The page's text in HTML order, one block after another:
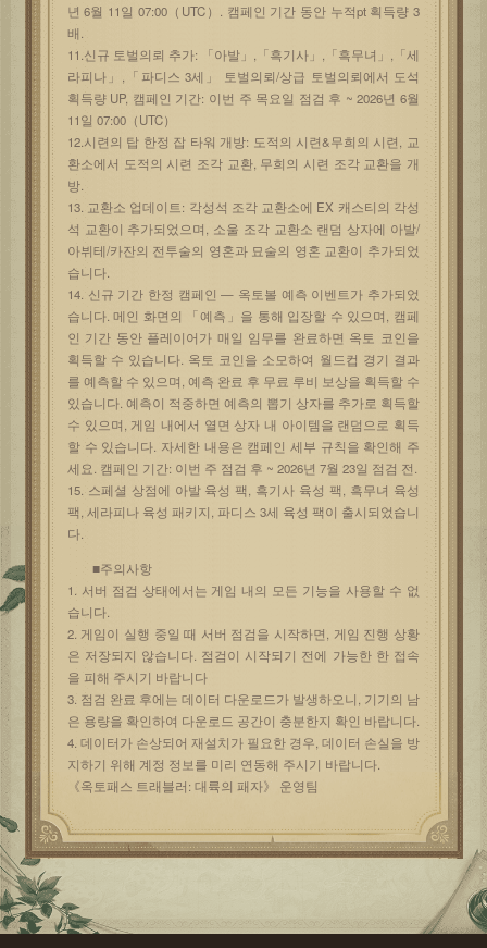
년 6월 11일 07:00（UTC）. 캠페인 기간 동안 누적pt 획득량 3
배.
11.신규 토벌의뢰 추가: 「아발」,「흑기사」,「흑무녀」,「세
라피나」,「파디스 3세」 토벌의뢰/상급 토벌의뢰에서 도석
획득량 UP, 캠페인 기간: 이번 주 목요일 점검 후 ~ 2026년 6월
11일 07:00（UTC）
12.시련의 탑 한정 잡 타워 개방: 도적의 시련&무희의 시련, 교
환소에서 도적의 시련 조각 교환, 무희의 시련 조각 교환을 개
방.
13. 교환소 업데이트: 각성석 조각 교환소에 EX 캐스티의 각성
석 교환이 추가되었으며, 소울 조각 교환소 랜덤 상자에 아발/
아뷔테/카잔의 전투술의 영혼과 묘술의 영혼 교환이 추가되었
습니다.
14. 신규 기간 한정 캠페인 — 옥토볼 예측 이벤트가 추가되었
습니다. 메인 화면의 「예측」을 통해 입장할 수 있으며, 캠페
인 기간 동안 플레이어가 매일 임무를 완료하면 옥토 코인을
획득할 수 있습니다. 옥토 코인을 소모하여 월드컵 경기 결과
를 예측할 수 있으며, 예측 완료 후 무료 루비 보상을 획득할 수
있습니다. 예측이 적중하면 예측의 뽑기 상자를 추가로 획득할
수 있으며, 게임 내에서 열면 상자 내 아이템을 랜덤으로 획득
할 수 있습니다. 자세한 내용은 캠페인 세부 규칙을 확인해 주
세요. 캠페인 기간: 이번 주 점검 후 ~ 2026년 7월 23일 점검 전.
15. 스페셜 상점에 아발 육성 팩, 흑기사 육성 팩, 흑무녀 육성
팩, 세라피나 육성 패키지, 파디스 3세 육성 팩이 출시되었습니
다.
■주의사항
1. 서버 점검 상태에서는 게임 내의 모든 기능을 사용할 수 없
습니다.
2. 게임이 실행 중일 때 서버 점검을 시작하면, 게임 진행 상황
은 저장되지 않습니다. 점검이 시작되기 전에 가능한 한 접속
을 피해 주시기 바랍니다
3. 점검 완료 후에는 데이터 다운로드가 발생하오니, 기기의 남
은 용량을 확인하여 다운로드 공간이 충분한지 확인 바랍니다.
4. 데이터가 손상되어 재설치가 필요한 경우, 데이터 손실을 방
지하기 위해 계정 정보를 미리 연동해 주시기 바랍니다.
《옥토패스 트래블러: 대륙의 패자》 운영팀